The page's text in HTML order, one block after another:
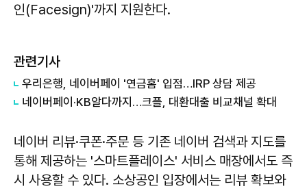
인(Facesign)'까지 지원한다.
관련기사
우리은행, 네이버페이 '연금홈' 입점…IRP 상담 제공
네이버페이·KB알다까지…크플, 대환대출 비교채널 확대
네이버 리뷰·쿠폰·주문 등 기존 네이버 검색과 지도를
통해 제공하는 '스마트플레이스' 서비스 매장에서도 즉
시 사용할 수 있다. 소상공인 입장에서는 리뷰 확보와